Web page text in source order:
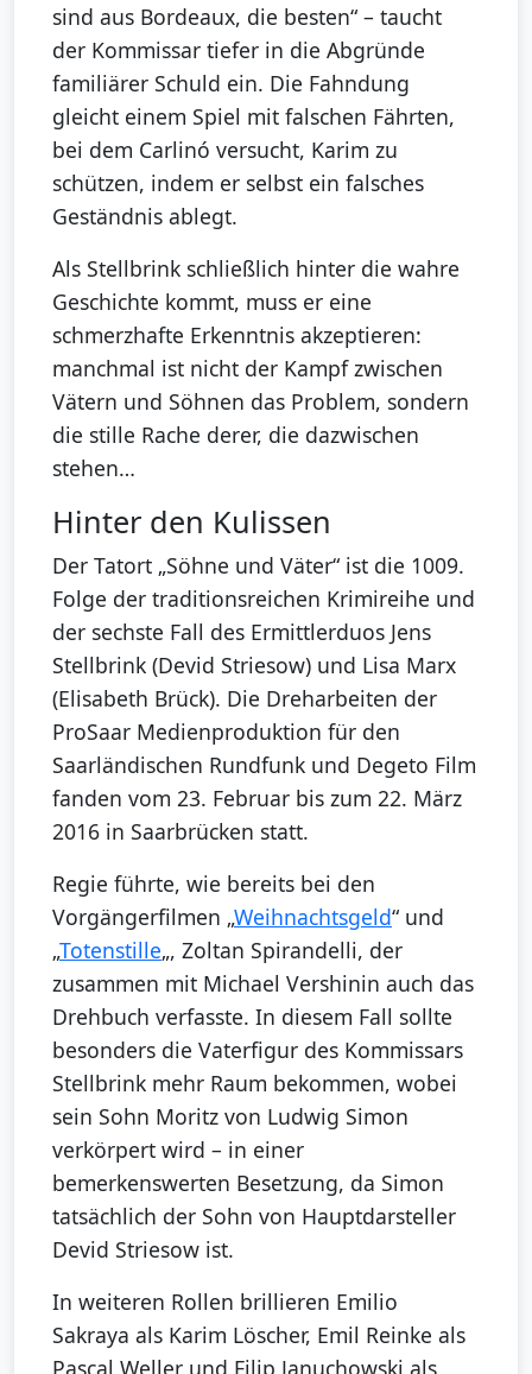
sind aus Bordeaux, die besten“ – taucht
der Kommissar tiefer in die Abgründe
familiärer Schuld ein. Die Fahndung
gleicht einem Spiel mit falschen Fährten,
bei dem Carlinó versucht, Karim zu
schützen, indem er selbst ein falsches
Geständnis ablegt.
Als Stellbrink schließlich hinter die wahre
Geschichte kommt, muss er eine
schmerzhafte Erkenntnis akzeptieren:
manchmal ist nicht der Kampf zwischen
Vätern und Söhnen das Problem, sondern
die stille Rache derer, die dazwischen
stehen…
Hinter den Kulissen
Der Tatort „Söhne und Väter“ ist die 1009.
Folge der traditionsreichen Krimireihe und
der sechste Fall des Ermittlerduos Jens
Stellbrink (Devid Striesow) und Lisa Marx
(Elisabeth Brück). Die Dreharbeiten der
ProSaar Medienproduktion für den
Saarländischen Rundfunk und Degeto Film
fanden vom 23. Februar bis zum 22. März
2016 in Saarbrücken statt.
Regie führte, wie bereits bei den
Vorgängerfilmen „Weihnachtsgeld“ und
„Totenstille„, Zoltan Spirandelli, der
zusammen mit Michael Vershinin auch das
Drehbuch verfasste. In diesem Fall sollte
besonders die Vaterfigur des Kommissars
Stellbrink mehr Raum bekommen, wobei
sein Sohn Moritz von Ludwig Simon
verkörpert wird – in einer
bemerkenswerten Besetzung, da Simon
tatsächlich der Sohn von Hauptdarsteller
Devid Striesow ist.
In weiteren Rollen brillieren Emilio
Sakraya als Karim Löscher, Emil Reinke als